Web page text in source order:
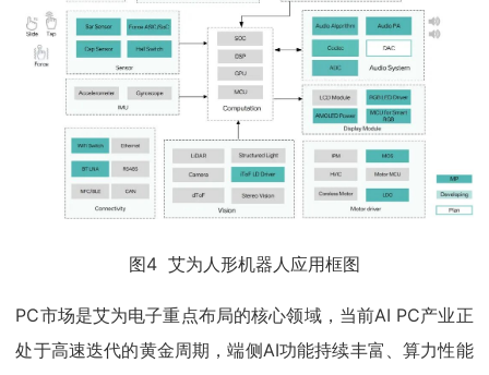
图4 艾为人形机器人应用框图
PC市场是艾为电子重点布局的核心领域，当前AI PC产业正
处于高速迭代的黄金周期，端侧AI功能持续丰富、算力性能